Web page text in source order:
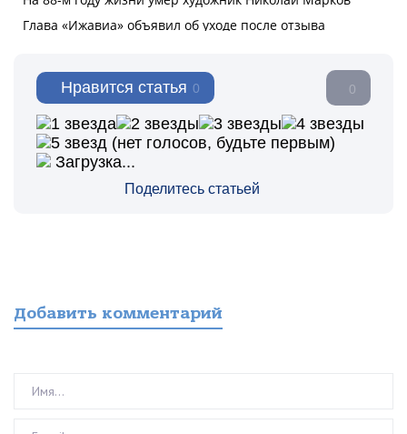
Нравится статья 0 0
Поделитесь статьей
(нет голосов, будьте первым)
Загрузка...
Добавить комментарий